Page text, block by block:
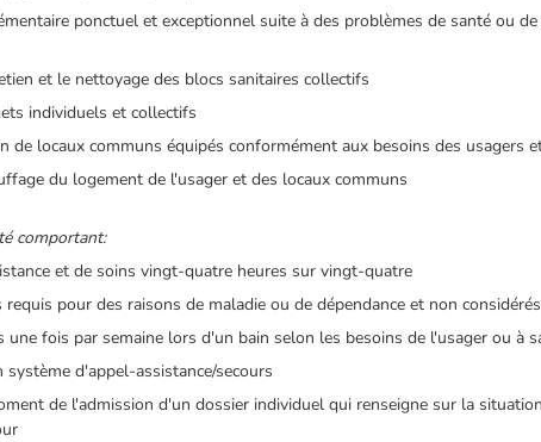
ponctuel et exceptionnel suite à des problèmes de santé ou
et le nettoyage des blocs sanitaires collectifs
individuels et collectifs
de locaux communs équipés conformément aux besoins des usagers
du logement de l'usager et des locaux communs
comportant:
et de soins vingt-quatre heures sur vingt-quatre
pour des raisons de maladie ou de dépendance et non
une fois par semaine lors d'un bain selon les besoins de l'usager ou à
système d'appel-assistance/secours
de l'admission d'un dossier individuel qui renseigne sur la